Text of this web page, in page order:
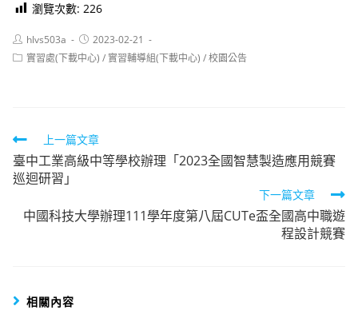
瀏覽次數: 226
Post
author:
hlvs503a
Post
published:
2023-02-21
Post實習處(下載中心) / 實習輔導組(下載中心) /校園公告
Read
more
articles
上一篇文章
臺中工業高級中等學校辦理「2023全國智慧製造應用競賽
巡迴研習」
下一篇文章
中國科技大學辦理111學年度第八屆CUTe盃全國高中職遊
程設計競賽
相關內容